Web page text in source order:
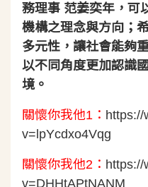
務理事 范姜奕年，可
機構之理念與方向；
多元性，讓社會能夠
以不同角度更加認識
境。
關懷你我他1： https://
v=lpYcdxo4Vqg
關懷你我他2： https://
v=DHHtAPtNANM